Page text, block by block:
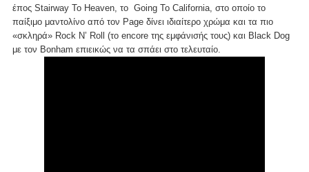
έπος Stairway To Heaven, το Going To California, στο οποίο το
παίξιμο μαντολίνο από τον Page δίνει ιδιαίτερο χρώμα και τα πιο
«σκληρά» Rock N’ Roll (το encore της εμφάνισής τους) και Black Dog
με τον Bonham επιεικώς να τα σπάει στο τελευταίο.